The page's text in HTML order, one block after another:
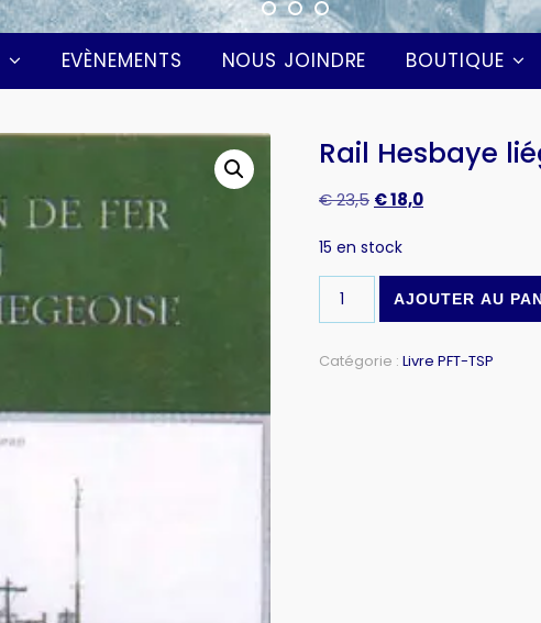
EVÈNEMENTS NOUS JOINDRE BOUTIQUE
Rail Hesbaye
€23,5 €18,0
15 en stock
AJOUTER AU
Catégorie : Livre PFT-TSP